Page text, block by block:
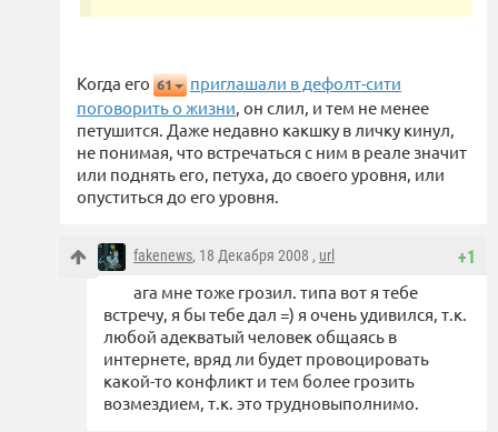
Когда его 61
приглашали в дефолт-сити
поговорить о жизни, он слил, и тем не менее
петушится. Даже недавно какшку в личку кинул,
не понимая, что встречаться с ним в реале значит
или поднять его, петуха, до своего уровня, или
опуститься до его уровня.
+1
fakenews, 18 Декабря 2008 , url
ага мне тоже грозил. типа вот я тебе
встречу, я бы тебе дал =) я очень удивился, т.к.
любой адекватый человек общаясь в
интернете, вряд ли будет провоцировать
какой-то конфликт и тем более грозить
возмездием, т.к. это трудновыполнимо.